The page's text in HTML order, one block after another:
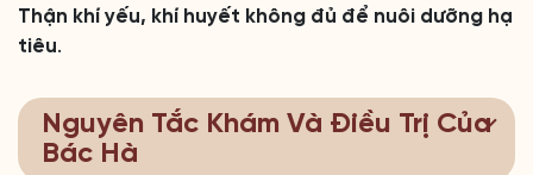
Thận khí yếu, khí huyết không đủ để nuôi dưỡng hạ
tiêu.
Nguyên Tắc Khám Và Điều Trị Của
Bác Hà